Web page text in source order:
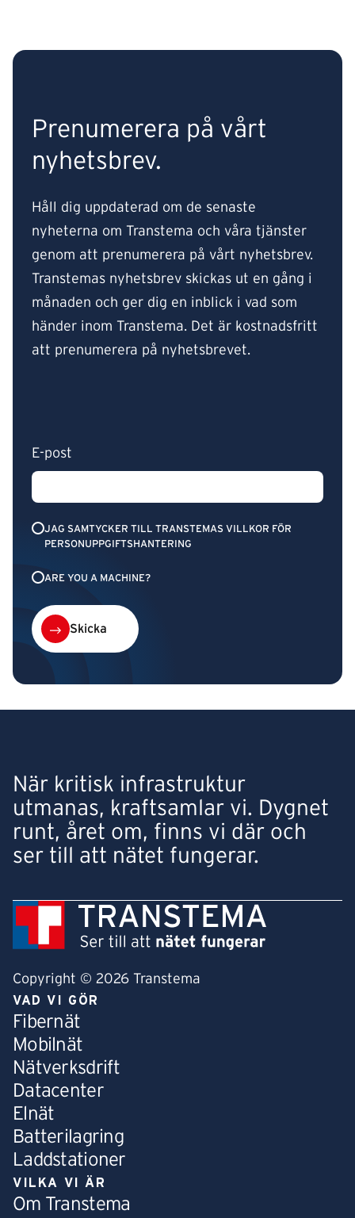
Prenumerera på vårt
nyhetsbrev.
Håll dig uppdaterad om de senaste
nyheterna om Transtema och våra tjänster
genom att prenumerera på vårt nyhetsbrev.
Transtemas nyhetsbrev skickas ut en gång i
månaden och ger dig en inblick i vad som
händer inom Transtema. Det är kostnadsfritt
att prenumerera på nyhetsbrevet.
E-post
JAG SAMTYCKER TILL TRANSTEMAS VILLKOR FÖR
PERSONUPPGIFTSHANTERING
ARE YOU A MACHINE?
Skicka
När kritisk infrastruktur
utmanas, kraftsamlar vi. Dygnet
runt, året om, finns vi där och
ser till att nätet fungerar.
Copyright © 2026 Transtema
VAD VI GÖR
Fibernät
Mobilnät
Nätverksdrift
Datacenter
Elnät
Batterilagring
Laddstationer
VILKA VI ÄR
Om Transtema